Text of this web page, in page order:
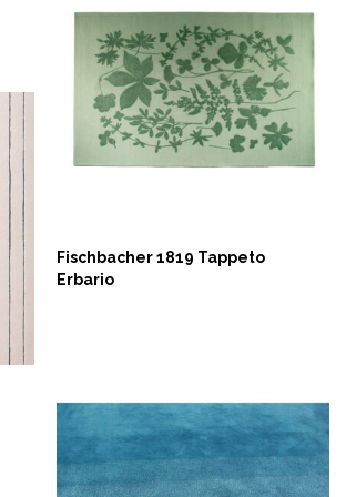
Fischbacher 1819 Tappeto
Erbario